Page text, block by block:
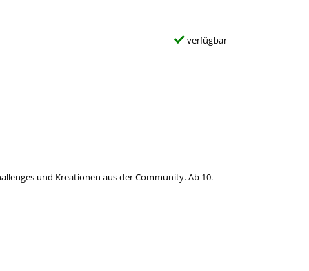
verfügbar
und Kreationen aus der Community. Ab 10.